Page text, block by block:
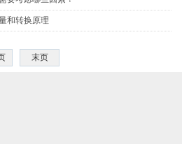
和转换原理
末页